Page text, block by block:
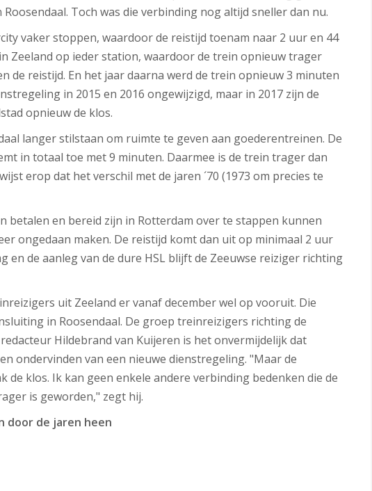
Toch was die verbinding nog altijd sneller dan nu.
vaker stoppen, waardoor de reistijd toenam naar 2 uur en 44
Zeeland op ieder station, waardoor de trein opnieuw trager
de reistijd. En het jaar daarna werd de trein opnieuw 3 minuten
in 2015 en 2016 ongewijzigd, maar in 2017 zijn de
opnieuw de klos.
langer stilstaan om ruimte te geven aan goederentreinen. De
in totaal toe met 9 minuten. Daarmee is de trein trager dan
erop dat het verschil met de jaren ´70 (1973 om precies te
betalen en bereid zijn in Rotterdam over te stappen kunnen
ongedaan maken. De reistijd komt dan uit op minimaal 2 uur
en de aanleg van de dure HSL blijft de Zeeuwse reiziger richting
uit Zeeland er vanaf december wel op vooruit. Die
in Roosendaal. De groep treinreizigers richting de
Hildebrand van Kuijeren is het onvermijdelijk dat
ondervinden van een nieuwe dienstregeling. "Maar de
de klos. Ik kan geen enkele andere verbinding bedenken die de
is geworden," zegt hij.
door de jaren heen